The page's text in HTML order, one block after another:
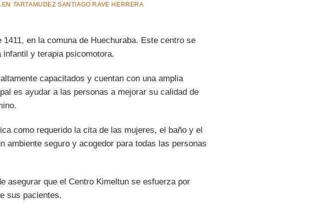
EN TARTAMUDEZ SANTIAGO RAVE HERRERA
en la comuna de Huechuraba. Este centro se
y terapia psicomotora.
capacitados y cuentan con una amplia
es ayudar a las personas a mejorar su calidad de
como requerido la cita de las mujeres, el baño y el
ambiente seguro y acogedor para todas las personas
asegurar que el Centro Kimeltun se esfuerza por
sus pacientes.